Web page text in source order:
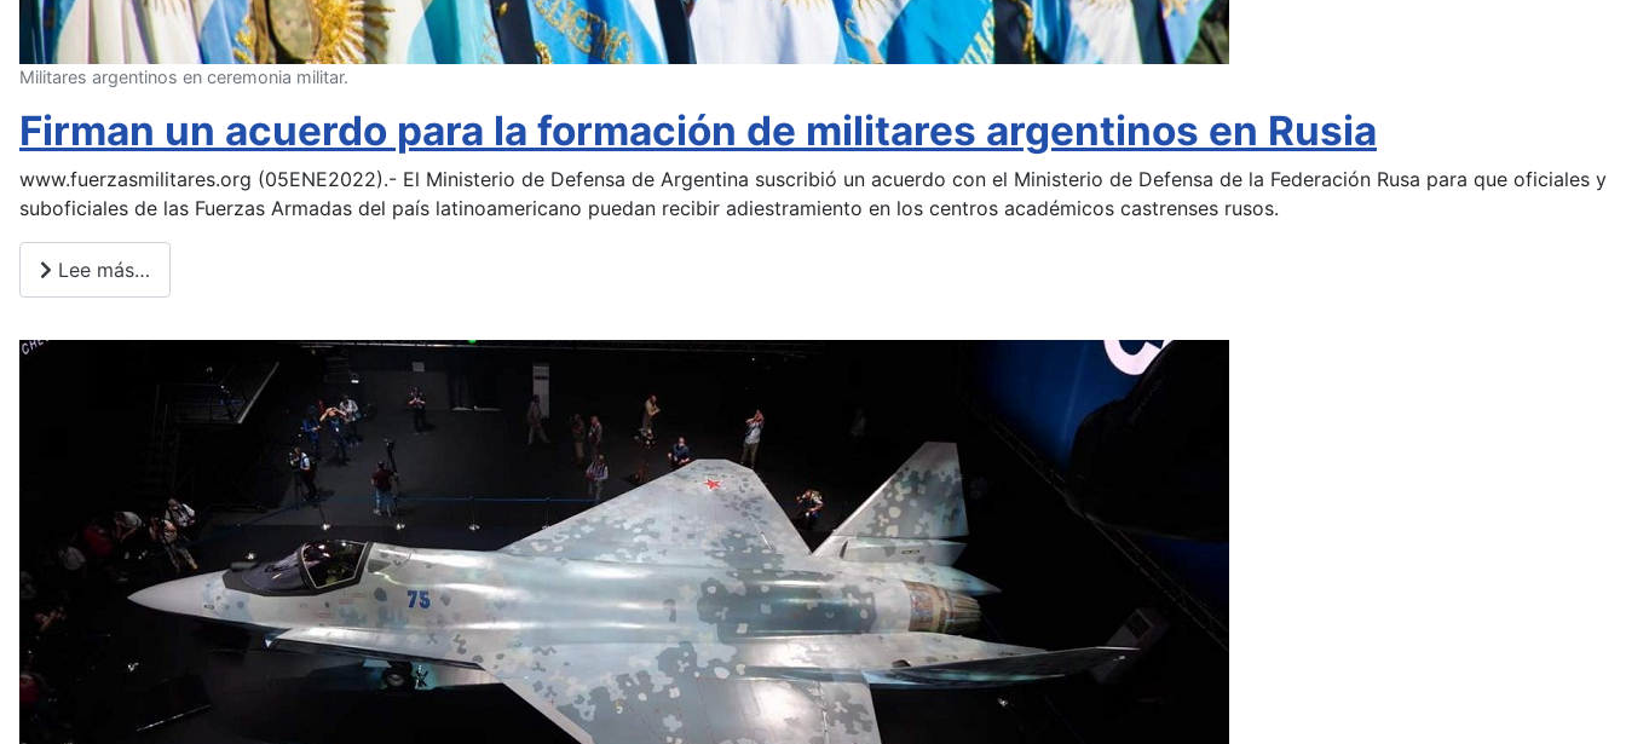
Militares argentinos en ceremonia militar.
Firman un acuerdo para la formación de militares argentinos en Rusia
www.fuerzasmilitares.org (05ENE2022).- El Ministerio de Defensa de Argentina suscribió un acuerdo con el Ministerio de Defensa de la Federación Rusa para que oficiales y
suboficiales de las Fuerzas Armadas del país latinoamericano puedan recibir adiestramiento en los centros académicos castrenses rusos.
Lee más…